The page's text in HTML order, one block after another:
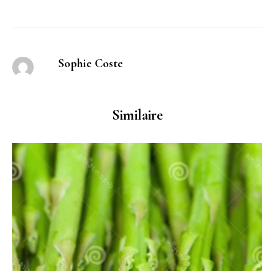
Sophie Coste
Similaire